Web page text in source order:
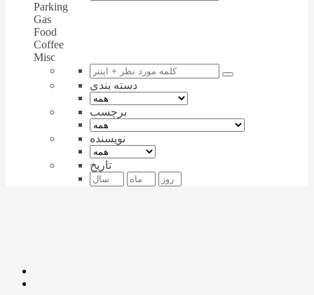
Parking
Gas
Food
Coffee
Misc
دسته بندی
برچسب
نویسنده
تاریخ